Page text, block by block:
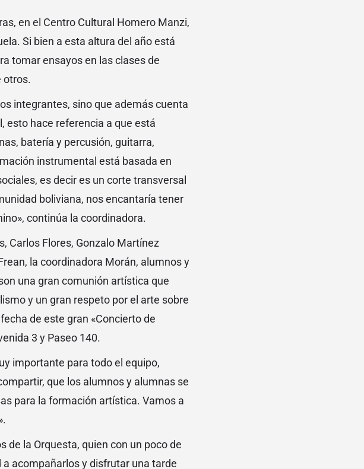
en el Centro Cultural Homero Manzi,
Si bien a esta altura del año está
tomar ensayos en las clases de
otros.
integrantes, sino que además cuenta
esto hace referencia a que está
batería y percusión, guitarra,
instrumental está basada en
es decir es un corte transversal
boliviana, nos encantaría tener
continúa la coordinadora.
Carlos Flores, Gonzalo Martínez
la coordinadora Morán, alumnos y
una gran comunión artística que
y un gran respeto por el arte sobre
de este gran «Concierto de
3 y Paseo 140.
importante para todo el equipo,
que los alumnos y alumnas se
para la formación artística. Vamos a
de la Orquesta, quien con un poco de
acompañarlos y disfrutar una tarde